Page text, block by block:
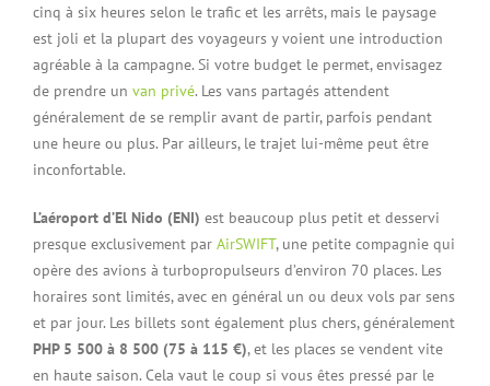
cinq à six heures selon le trafic et les arrêts, mais le paysage
est joli et la plupart des voyageurs y voient une introduction
agréable à la campagne. Si votre budget le permet, envisagez
de prendre un van privé. Les vans partagés attendent
généralement de se remplir avant de partir, parfois pendant
une heure ou plus. Par ailleurs, le trajet lui-même peut être
inconfortable.
L’aéroport d’El Nido (ENI) est beaucoup plus petit et desservi
presque exclusivement par AirSWIFT, une petite compagnie qui
opère des avions à turbopropulseurs d’environ 70 places. Les
horaires sont limités, avec en général un ou deux vols par sens
et par jour. Les billets sont également plus chers, généralement
PHP 5 500 à 8 500 (75 à 115 €), et les places se vendent vite
en haute saison. Cela vaut le coup si vous êtes pressé par le